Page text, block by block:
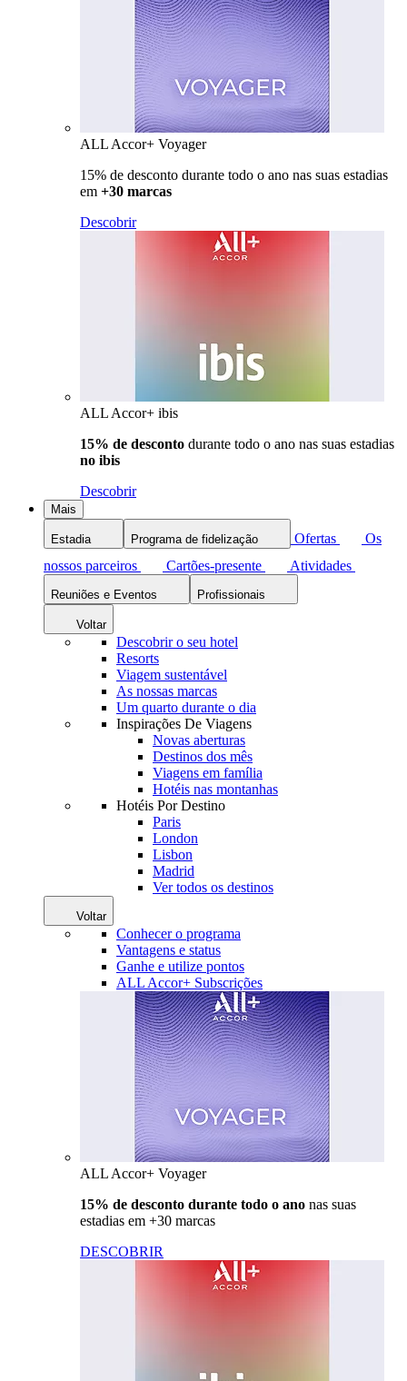
ALL Accor+ Voyager
15% de desconto durante todo o ano nas suas estadias
em +30 marcas
Descobrir
ALL Accor+ ibis
15% de desconto durante todo o ano nas suas estadias
no ibis
Descobrir
Mais
Estadia Programa de fidelização Ofertas
Os
nossos parceiros
Cartões-presente Atividades
Reuniões e Eventos Profissionais
Voltar
Descobrir o seu hotel
Resorts
Viagem sustentável
As nossas marcas
Um quarto durante o dia
Inspirações De Viagens
Novas aberturas
Destinos dos mês
Viagens em família
Hotéis nas montanhas
Hotéis Por Destino
Paris
London
Lisbon
Madrid
Ver todos os destinos
Voltar
Conhecer o programa
Vantagens e status
Ganhe e utilize pontos
ALL Accor+ Subscrições
ALL Accor+ Voyager
15% de desconto durante todo o ano nas suas
estadias em +30 marcas
DESCOBRIR